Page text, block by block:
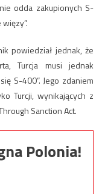
odda zakupionych S-
powiedział jednak, że
Turcja musi jednak
S-400”. Jego zdaniem
Turcji, wynikających z
Sanction Act.
Polonia!